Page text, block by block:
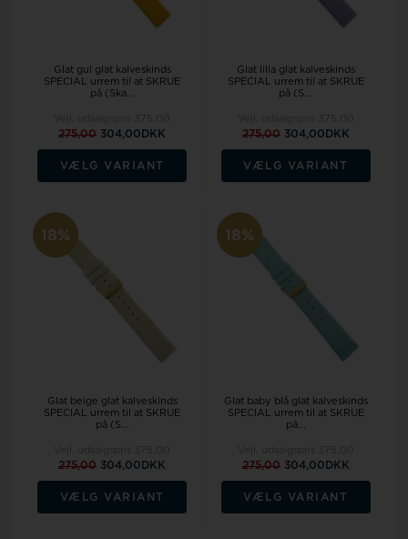
Glat gul glat kalveskinds
SPECIAL urrem til at SKRUE
på (Ska...
275,00 304,00DKK
VÆLG VARIANT
Glat lilla glat kalveskinds
SPECIAL urrem til at SKRUE
på (S...
275,00 304,00DKK
VÆLG VARIANT
18%
Glat beige glat kalveskinds
SPECIAL urrem til at SKRUE
på (S...
275,00 304,00DKK
VÆLG VARIANT
18%
Glat baby blå glat kalveskinds
SPECIAL urrem til at SKRUE
på...
275,00 304,00DKK
VÆLG VARIANT